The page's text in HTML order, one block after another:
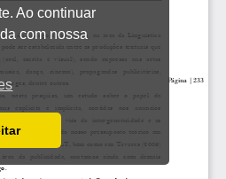
Ao continuar
com nossa
alterando as